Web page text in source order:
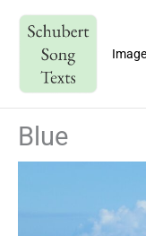
content
Blue